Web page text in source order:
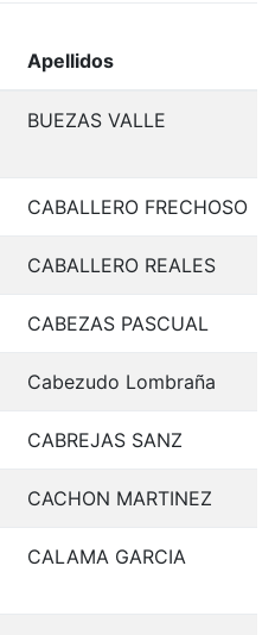
Apellidos
BUEZAS VALLE
CABALLERO FRECHOSO
CABALLERO REALES
CABEZAS PASCUAL
Cabezudo Lombraña
CABREJAS SANZ
CACHON MARTINEZ
CALAMA GARCIA